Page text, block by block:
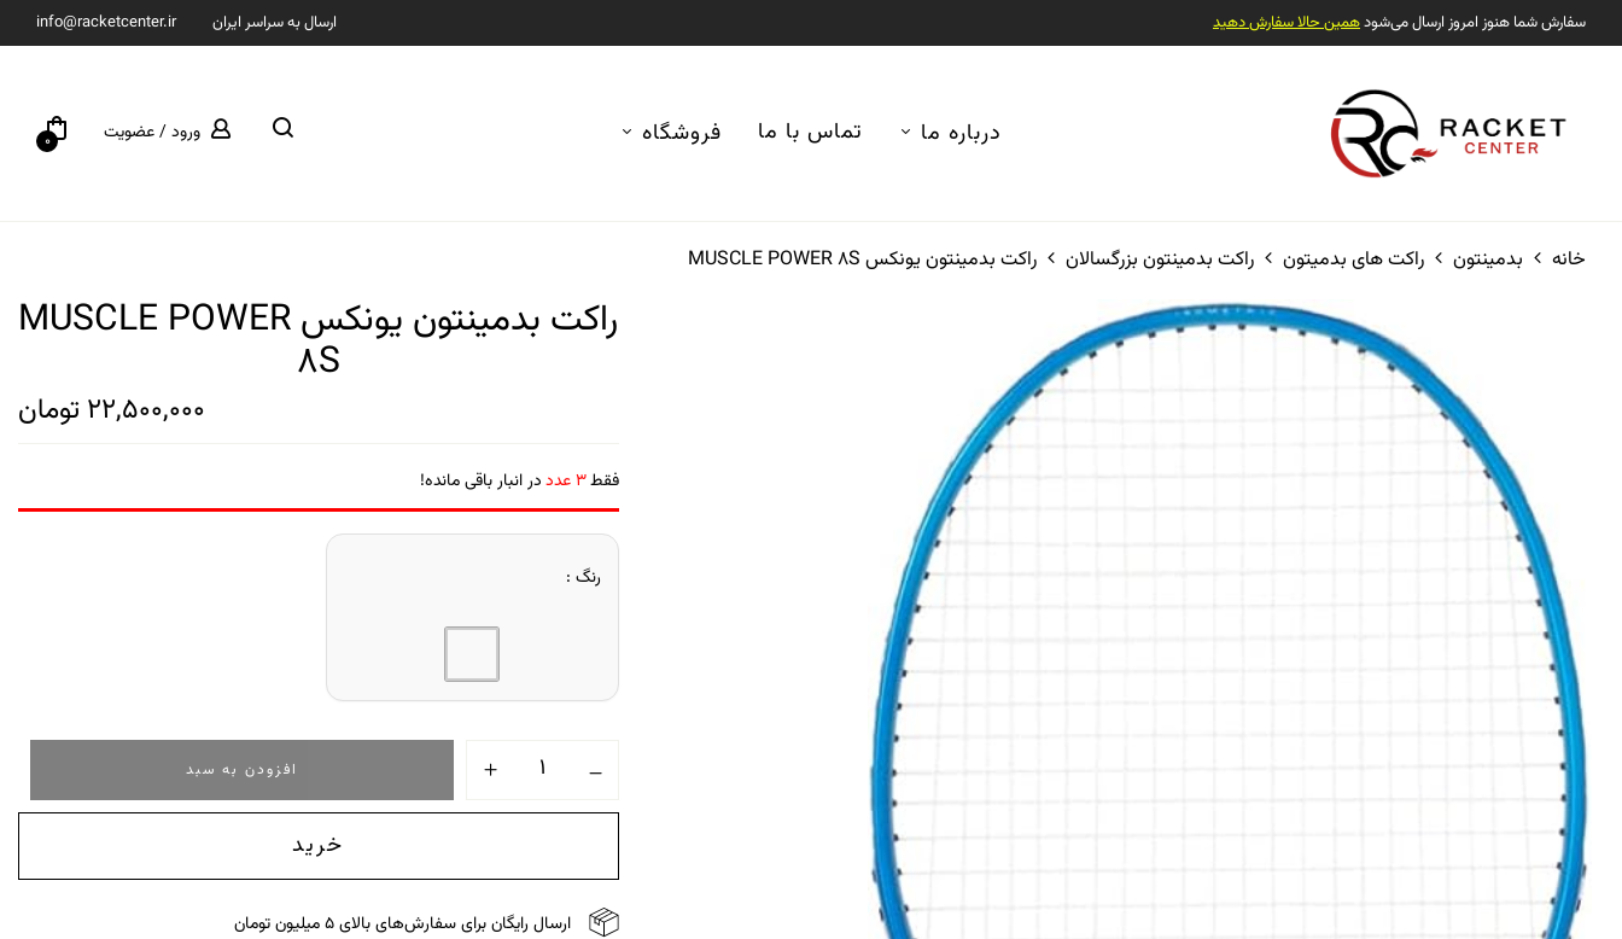
سفارش شما هنوز امروز ارسال می‌شودهمین حالا سفارش دهید ارسال به سراسر ایران info@racketcenter.ir
درباره ما تماس با ما فروشگاه ورود / عضویت 0
خانه بدمینتون راکت های بدمیتون راکت بدمینتون بزرگسالان راکت بدمینتون یونکس MUSCLE POWER 8S
راکت بدمینتون یونکس MUSCLE POWER
8S
22,500,000 تومان
فقط3 عدد در انبار باقی مانده!
رنگ
افزودن به سبد
خرید
ارسال رایگان برای سفارش‌های بالای ۵ میلیون تومان